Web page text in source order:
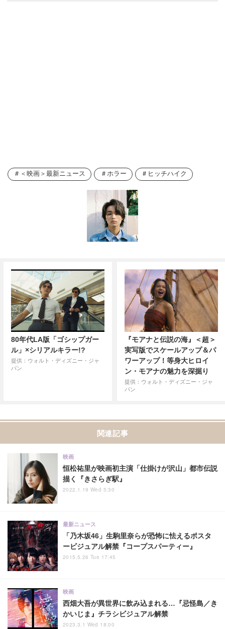
＜映画＞最新ニュース ホラー ヒッチハイク
80年代LA版「ゴシップガー
ル」×シリアルキラー!?
提供：ウォルト・ディズニー・ジャ
パン
『モアナと伝説の海』＜超＞
実写版でスケールアップ＆パ
ワーアップ！等身大ヒロイ
ン・モアナの魅力を深掘り
提供：ウォルト・ディズニー・ジャ
パン
関連記事
恒松祐里が映画初主演「仕掛けが沢山」都市伝説
描く『きさらぎ駅』
映画
2022.1.19 Wed 5:30
「乃木坂46」生駒里奈らが恐怖に怯えるポスタ
ービジュアル解禁『コープスパーティー』
最新ニュース
2015.5.26 Tue 17:45
西畑大吾が異世界に飲み込まれる…『忌怪島／き
かいじま』チラシビジュアル解禁
映画
2023.3.1 Wed 18:00